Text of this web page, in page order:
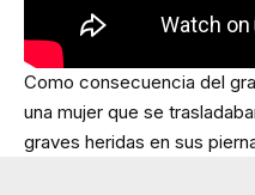
Como consecuencia del
una mujer que se
graves heridas en sus